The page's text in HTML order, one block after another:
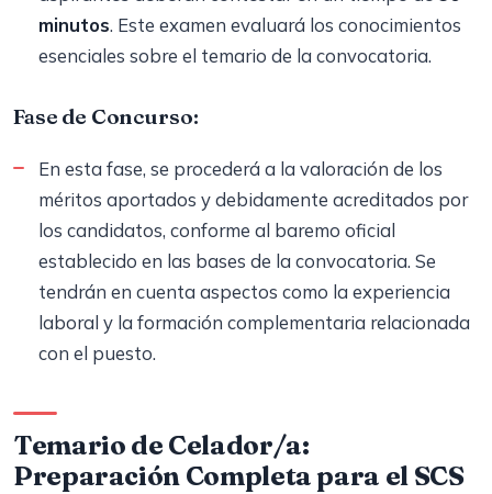
minutos. Este examen evaluará los conocimientos
esenciales sobre el temario de la convocatoria.
Fase de Concurso:
En esta fase, se procederá a la valoración de los
méritos aportados y debidamente acreditados por
los candidatos, conforme al baremo oficial
establecido en las bases de la convocatoria. Se
tendrán en cuenta aspectos como la experiencia
laboral y la formación complementaria relacionada
con el puesto.
Temario de Celador/a:
Preparación Completa para el SCS